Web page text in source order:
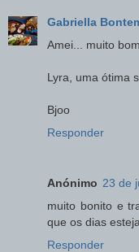
Gabriella
Amei... muito
Lyra, uma ótima
Bjoo
Responder
Anónimo 23 de
muito bonito e
que os dias
Responder